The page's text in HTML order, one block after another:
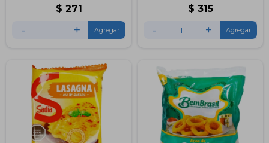
$ 271
- +
$ 315
- +